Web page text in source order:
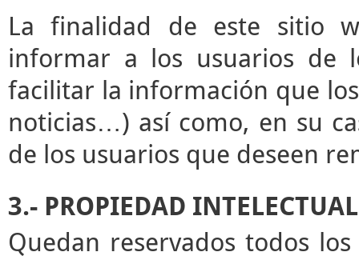
La finalidad de este sitio
informar a los usuarios de
facilitar la información que
noticias…) así como, en su
de los usuarios que deseen
3.- PROPIEDAD
Quedan reservados todos